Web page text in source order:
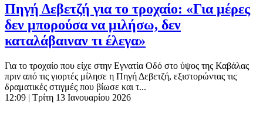
Πηγή Δεβετζή για το τροχαίο: «Για μέρες
δεν μπορούσα να μιλήσω, δεν
καταλάβαιναν τι έλεγα»
Για το τροχαίο που είχε στην Εγνατία Οδό στο ύψος της Καβάλας
πριν από τις γιορτές μίλησε η Πηγή Δεβετζή, εξιστορώντας τις
δραματικές στιγμές που βίωσε και τ...
12:09 | Τρίτη 13 Ιανουαρίου 2026